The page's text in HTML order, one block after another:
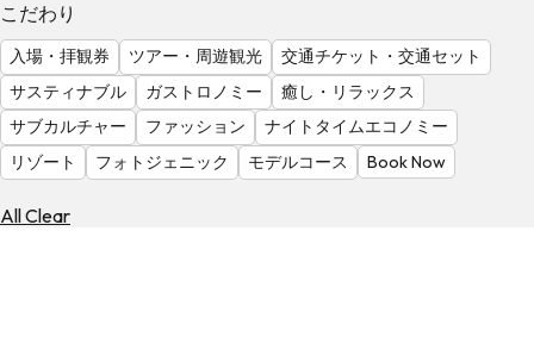
る
気
を
見
る
こだわり
入場・拝観券 ツアー・周遊観光
交通チケット・交通セット
サスティナブル
ガストロノミー
癒し・リラックス
サブカルチャー
ファッション
ナイトタイムエコノミー
リゾート
フォトジェニック モデルコース Book Now
All Clear